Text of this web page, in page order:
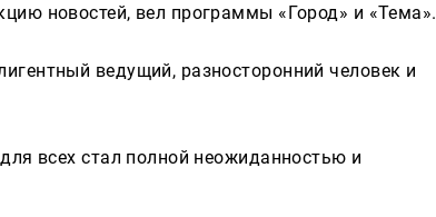
новостей, вел программы «Город» и «Тема».
ведущий, разносторонний человек и
всех стал полной неожиданностью и